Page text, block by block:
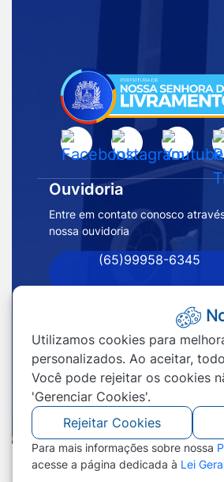
Acessar
Página
Inicial
de
Nossa
Senhora
do
Livramento
MT
Acessar
a
Rede
Social
Facebook
Acessar
a
Rede
Social
Instagram
Acessar
a
Social
Youtube
a
Ouvidoria
Entre em contato conosco
nossa ouvidoria
(65)99958-6345
©2026 - Prefeitura
Utilizamos cookies para
personalizados. Ao aceitar,
Você pode rejeitar os cookies
'Gerenciar Cookies'.
Rejeitar Cookies
Para mais informações sobre nossa
acesse a página dedicada à Lei